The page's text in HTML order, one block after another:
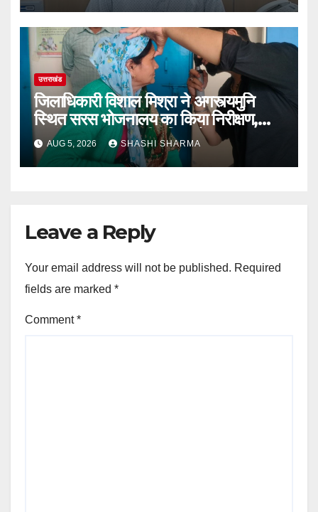
उत्तराखंड
जिलाधिकारी विशाल मिश्रा ने अगस्त्यमुनि
स्थित सरस भोजनालय का किया निरीक्षण,
स्वयं सहायता समूह की महिलाओं का बढ़ाया
उत्साह
AUG 5, 2026 SHASHI SHARMA
Leave a Reply
Your email address will not be published. Required
fields are marked *
Comment*